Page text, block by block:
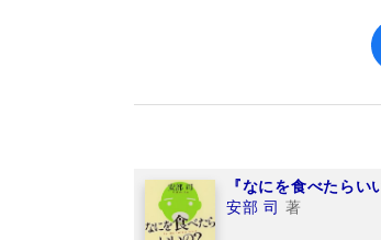
『なにを食べたらい
安部 司 著